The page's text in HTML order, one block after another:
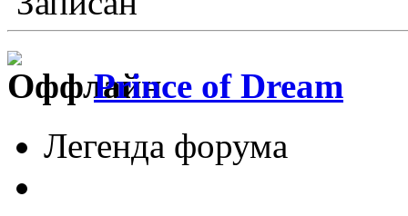
Prince of Dream
Легенда форума